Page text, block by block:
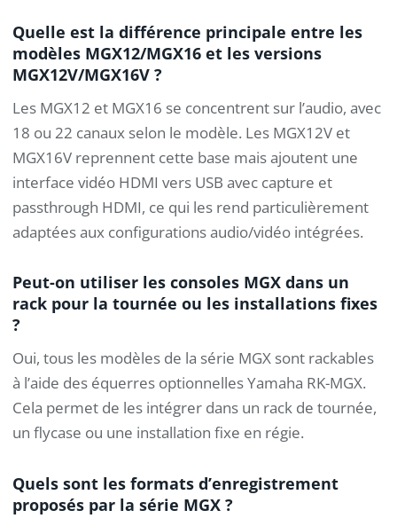
Quelle est la différence principale entre les
modèles MGX12/MGX16 et les versions
MGX12V/MGX16V ?
Les MGX12 et MGX16 se concentrent sur l’audio, avec
18 ou 22 canaux selon le modèle. Les MGX12V et
MGX16V reprennent cette base mais ajoutent une
interface vidéo HDMI vers USB avec capture et
passthrough HDMI, ce qui les rend particulièrement
adaptées aux configurations audio/vidéo intégrées.
Peut-on utiliser les consoles MGX dans un
rack pour la tournée ou les installations fixes
?
Oui, tous les modèles de la série MGX sont rackables
à l’aide des équerres optionnelles Yamaha RK-MGX.
Cela permet de les intégrer dans un rack de tournée,
un flycase ou une installation fixe en régie.
Quels sont les formats d’enregistrement
proposés par la série MGX ?